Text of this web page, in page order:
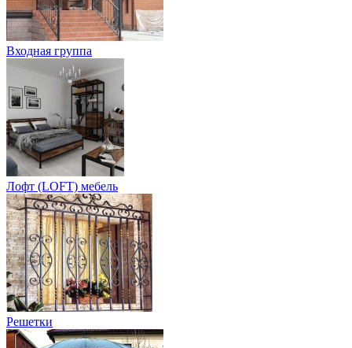
Входная группа
Лофт (LOFT) мебель
Решетки